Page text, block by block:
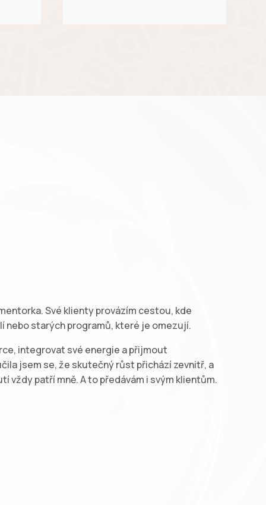
Své klienty provázím cestou, kde
nebo starých programů, které je omezují.
integrovat své energie a přijmout
jsem se, že skutečný růst přichází zevnitř, a
vždy patří mně. A to předávám i svým klientům.